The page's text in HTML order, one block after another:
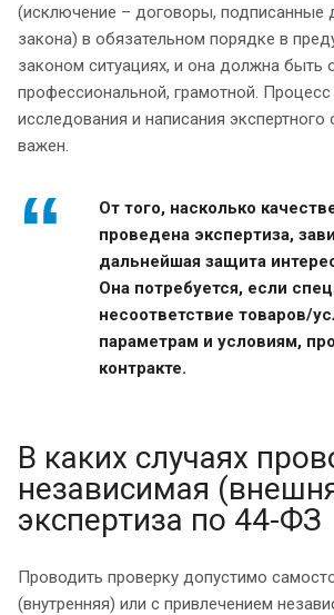
(исключение – договоры, подписанные
закона) в обязательном порядке в
законом ситуациях, и она должна быть
профессиональной, грамотной.
исследования и написания экспертного
важен.
От того, насколько
проведена экспертиза,
дальнейшая защита
Она потребуется, если
несоответствие товаров/
параметрам и условиям,
контракте.
В каких случаях
независимая
экспертиза по 44-ФЗ
Проводить проверку допустимо
(внутренняя) или с привлечением